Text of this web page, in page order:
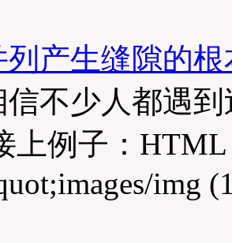
列产生缝隙的
信不少人都遇
上例子：
img